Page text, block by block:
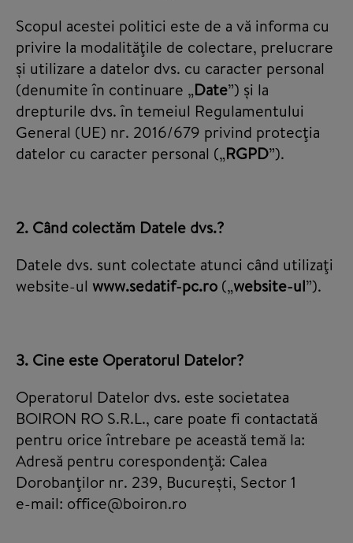
Scopul acestei politici este de a vă informa cu
privire la modalităţile de colectare, prelucrare
și utilizare a datelor dvs. cu caracter personal
(denumite în continuare „Date”) și la
drepturile dvs. în temeiul Regulamentului
General (UE) nr. 2016/679 privind protecţia
datelor cu caracter personal („RGPD”).
2. Când colectăm Datele dvs.?
Datele dvs. sunt colectate atunci când utilizaţi
website-ul www.sedatif-pc.ro („website-ul”).
3. Cine este Operatorul Datelor?
Operatorul Datelor dvs. este societatea
BOIRON RO S.R.L., care poate fi contactată
pentru orice întrebare pe această temă la:
Adresă pentru corespondenţă: Calea
Dorobanţilor nr. 239, București, Sector 1
e-mail: office@boiron.ro